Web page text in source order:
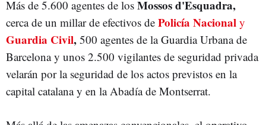
Más de 5.600 agentes de los Mossos d'Esquadra,
cerca de un millar de efectivos de Policía Nacional y
Guardia Civil, 500 agentes de la Guardia Urbana de
Barcelona y unos 2.500 vigilantes de seguridad privada
velarán por la seguridad de los actos previstos en la
capital catalana y en la Abadía de Montserrat.